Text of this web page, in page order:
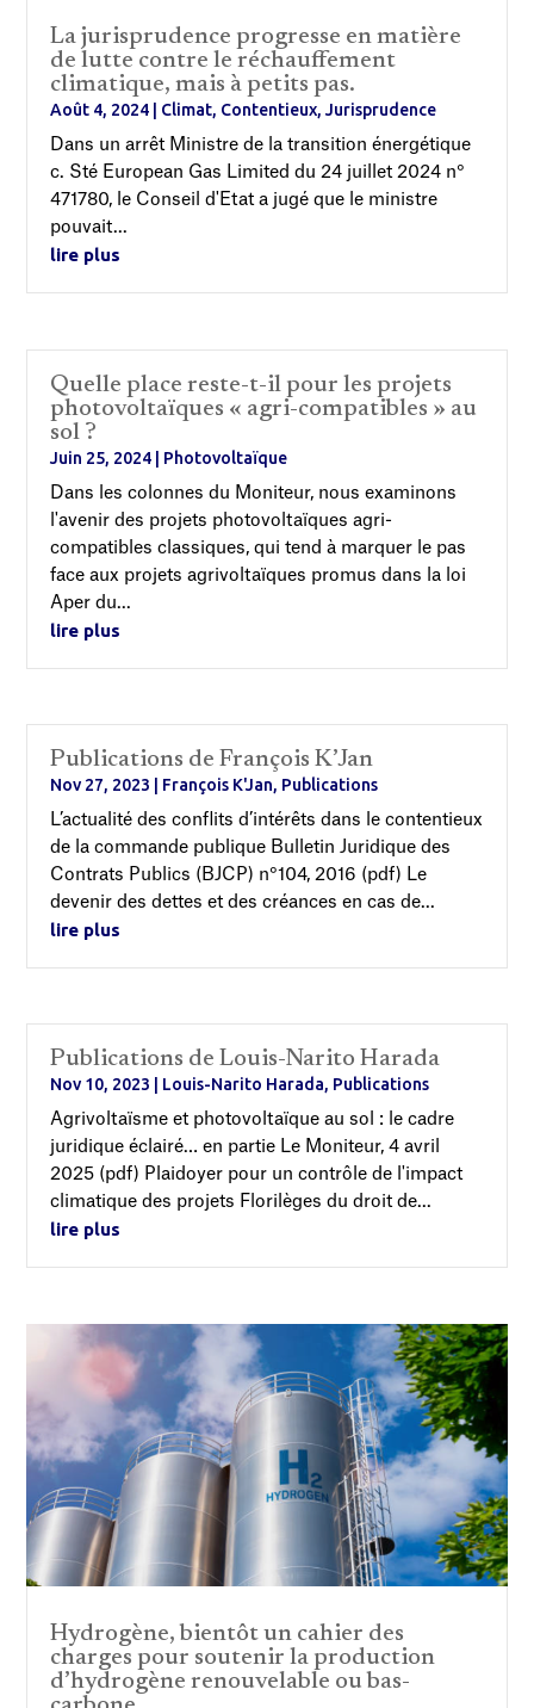
La jurisprudence progresse en matière
de lutte contre le réchauffement
climatique, mais à petits pas.
Août 4, 2024 Climat, Contentieux,Jurisprudence
Dans un arrêt Ministre de la transition énergétique
c. Sté European Gas Limited du 24 juillet 2024 n°
471780, le Conseil d'Etat a jugé que le ministre
pouvait...
lire plus
Quelle place reste-t-il pour les projets
photovoltaïques « agri-compatibles » au
sol ?
Juin 25, 2024 Photovoltaïque
Dans les colonnes du Moniteur, nous examinons
l'avenir des projets photovoltaïques agri-
compatibles classiques, qui tend à marquer le pas
face aux projets agrivoltaïques promus dans la loi
Aper du...
lire plus
Publications de François K’Jan
Nov 27, 2023 François K'Jan, Publications
L’actualité des conflits d’intérêts dans le contentieux
de la commande publique Bulletin Juridique des
Contrats Publics (BJCP) n°104, 2016 (pdf) Le
devenir des dettes et des créances en cas de...
lire plus
Publications de Louis-Narito Harada
Nov 10, 2023 Louis-Narito Harada, Publications
Agrivoltaïsme et photovoltaïque au sol : le cadre
juridique éclairé… en partie Le Moniteur, 4 avril
2025 (pdf) Plaidoyer pour un contrôle de l'impact
climatique des projets Florilèges du droit de...
lire plus
Hydrogène, bientôt un cahier des
charges pour soutenir la production
d’hydrogène renouvelable ou bas-